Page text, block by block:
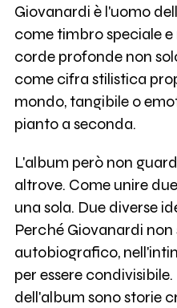
Giovanardi è l'uomo
come timbro speciale
corde profonde non
come cifra stilistica
mondo, tangibile o
pianto a seconda.
L'album però non
altrove. Come unire
una sola. Due diverse
Perché Giovanardi
autobiografico,
per essere
dell'album sono storie